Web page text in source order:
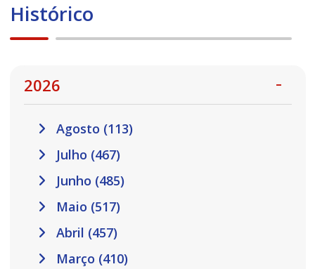
Histórico
2026
Agosto (113)
Julho (467)
Junho (485)
Maio (517)
Abril (457)
Março (410)